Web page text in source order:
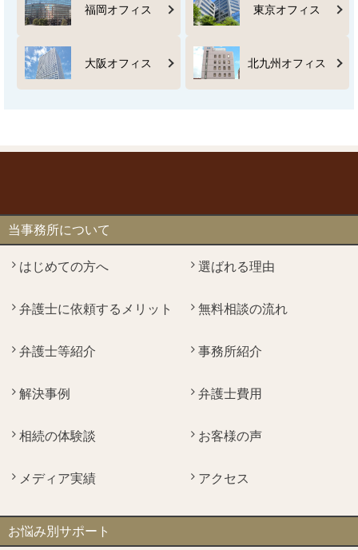
福岡オフィス 東京オフィス
大阪オフィス 北九州オフィス
当事務所について
はじめての方へ 選ばれる理由
弁護士に依頼するメリット 無料相談の流れ
弁護士等紹介 事務所紹介
解決事例 弁護士費用
相続の体験談 お客様の声
メディア実績 アクセス
お悩み別サポート